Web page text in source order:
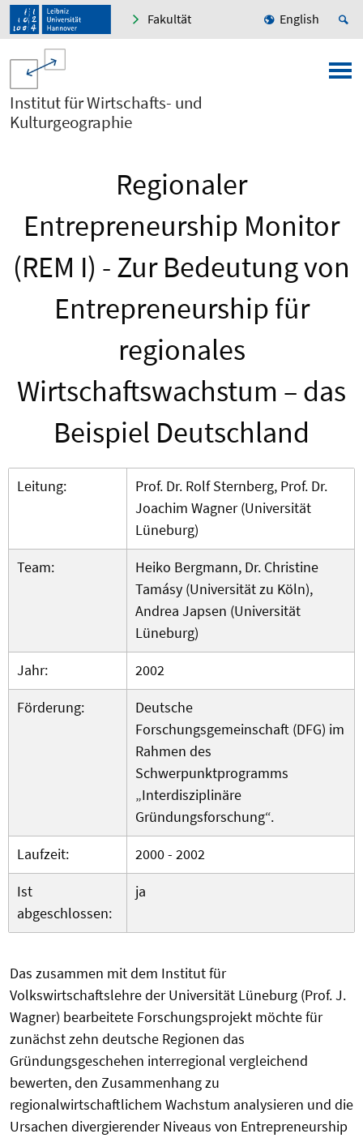
Fakultät English
Institut für Wirtschafts- und
Kulturgeographie
Regionaler
Entrepreneurship Monitor
(REM I) - Zur Bedeutung von
Entrepreneurship für
regionales
Wirtschaftswachstum – das
Beispiel Deutschland
Leitung:
Prof. Dr. Rolf Sternberg, Prof. Dr.
Joachim Wagner (Universität
Lüneburg)
Team:
Heiko Bergmann, Dr. Christine
Tamásy (Universität zu Köln),
Andrea Japsen (Universität
Lüneburg)
Jahr:
2002
Förderung:
Deutsche
Forschungsgemeinschaft (DFG) im
Rahmen des
Schwerpunktprogramms
„Interdisziplinäre
Gründungsforschung“.
Laufzeit:
2000 - 2002
Ist
abgeschlossen:
ja
Das zusammen mit dem Institut für
Volkswirtschaftslehre der Universität Lüneburg (Prof. J.
Wagner) bearbeitete Forschungsprojekt möchte für
zunächst zehn deutsche Regionen das
Gründungsgeschehen interregional vergleichend
bewerten, den Zusammenhang zu
regionalwirtschaftlichem Wachstum analysieren und die
Ursachen divergierender Niveaus von Entrepreneurship